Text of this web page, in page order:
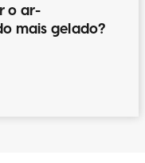
o ar-
mais gelado?